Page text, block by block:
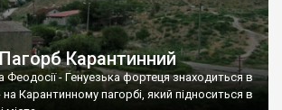
Карантинний
- Генуезька фортеця знаходиться в
Карантинному пагорбі, який підноситься в